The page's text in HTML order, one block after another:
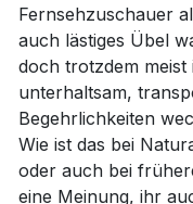
Fernsehzuschauer
auch lästiges Übel
doch trotzdem
unterhaltsam,
Begehrlichkeiten
Wie ist das bei
oder auch bei
eine Meinung, ihr